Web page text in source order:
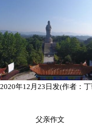
2020年12月23日发(作者：
父亲作文